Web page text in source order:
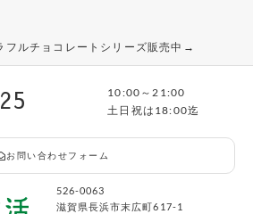
フルチョコレートシリーズ販売中→
10:00～21:00
土日祝は18:00迄
お問い合わせフォーム
526-0063
滋賀県長浜市末広町617-1